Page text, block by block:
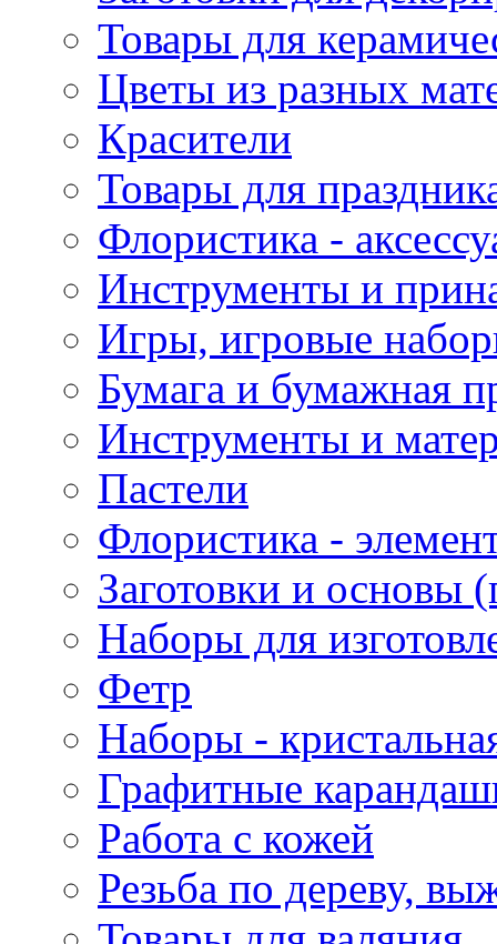
Товары для
Цветы из разных
Красители
Товары для
Флористика -
Инструменты и
Игры, игровые
Бумага и бумажная
Инструменты и
Пастели
Флористика -
Заготовки и основы
Наборы для
Фетр
Наборы -
Графитные
Работа с кожей
Резьба по дереву,